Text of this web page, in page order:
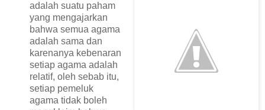
adalah suatu paham
yang mengajarkan
bahwa semua agama
adalah sama dan
karenanya kebenaran
setiap agama adalah
relatif, oleh sebab itu,
setiap pemeluk
agama tidak boleh